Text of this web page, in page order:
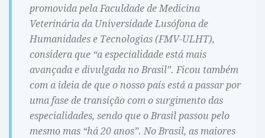
promovida pela Faculdade de Medicina
Veterinária da Universidade Lusófona de
Humanidades e Tecnologias (FMV-ULHT),
considera que “a especialidade está mais
avançada e divulgada no Brasil”. Ficou também
com a ideia de que o nosso país está a passar por
uma fase de transição com o surgimento das
especialidades, sendo que o Brasil passou pelo
mesmo mas “há 20 anos”. No Brasil, as maiores